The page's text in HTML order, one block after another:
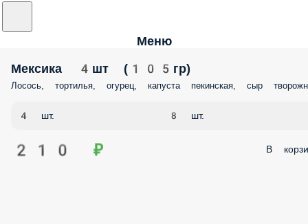
Меню
Мексика 4шт (105гр)
Лосось, тортилья, огурец, капуста пекинская, сыр
4 шт. 8 шт.
210 ₽ В